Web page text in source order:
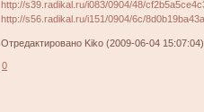
http://s39.radikal.ru/i083/0904/48/
http://s56.radikal.ru/i151/0904/6c/
Отредактировано Kiko (2009-06-04 15:07:04)
0